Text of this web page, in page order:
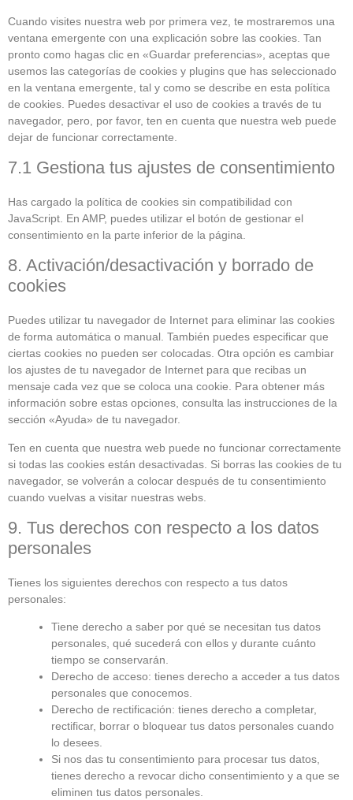
Cuando visites nuestra web por primera vez, te mostraremos una
ventana emergente con una explicación sobre las cookies. Tan
pronto como hagas clic en «Guardar preferencias», aceptas que
usemos las categorías de cookies y plugins que has seleccionado
en la ventana emergente, tal y como se describe en esta política
de cookies. Puedes desactivar el uso de cookies a través de tu
navegador, pero, por favor, ten en cuenta que nuestra web puede
dejar de funcionar correctamente.
7.1 Gestiona tus ajustes de consentimiento
Has cargado la política de cookies sin compatibilidad con
JavaScript. En AMP, puedes utilizar el botón de gestionar el
consentimiento en la parte inferior de la página.
8. Activación/desactivación y borrado de
cookies
Puedes utilizar tu navegador de Internet para eliminar las cookies
de forma automática o manual. También puedes especificar que
ciertas cookies no pueden ser colocadas. Otra opción es cambiar
los ajustes de tu navegador de Internet para que recibas un
mensaje cada vez que se coloca una cookie. Para obtener más
información sobre estas opciones, consulta las instrucciones de la
sección «Ayuda» de tu navegador.
Ten en cuenta que nuestra web puede no funcionar correctamente
si todas las cookies están desactivadas. Si borras las cookies de tu
navegador, se volverán a colocar después de tu consentimiento
cuando vuelvas a visitar nuestras webs.
9. Tus derechos con respecto a los datos
personales
Tienes los siguientes derechos con respecto a tus datos
personales:
Tiene derecho a saber por qué se necesitan tus datos
personales, qué sucederá con ellos y durante cuánto
tiempo se conservarán.
Derecho de acceso: tienes derecho a acceder a tus datos
personales que conocemos.
Derecho de rectificación: tienes derecho a completar,
rectificar, borrar o bloquear tus datos personales cuando
lo desees.
Si nos das tu consentimiento para procesar tus datos,
tienes derecho a revocar dicho consentimiento y a que se
eliminen tus datos personales.